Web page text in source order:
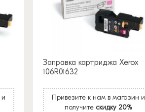
Заправка картриджа Xerox
106R01632
Привезите к нам в магазин и
получите скидку 20%